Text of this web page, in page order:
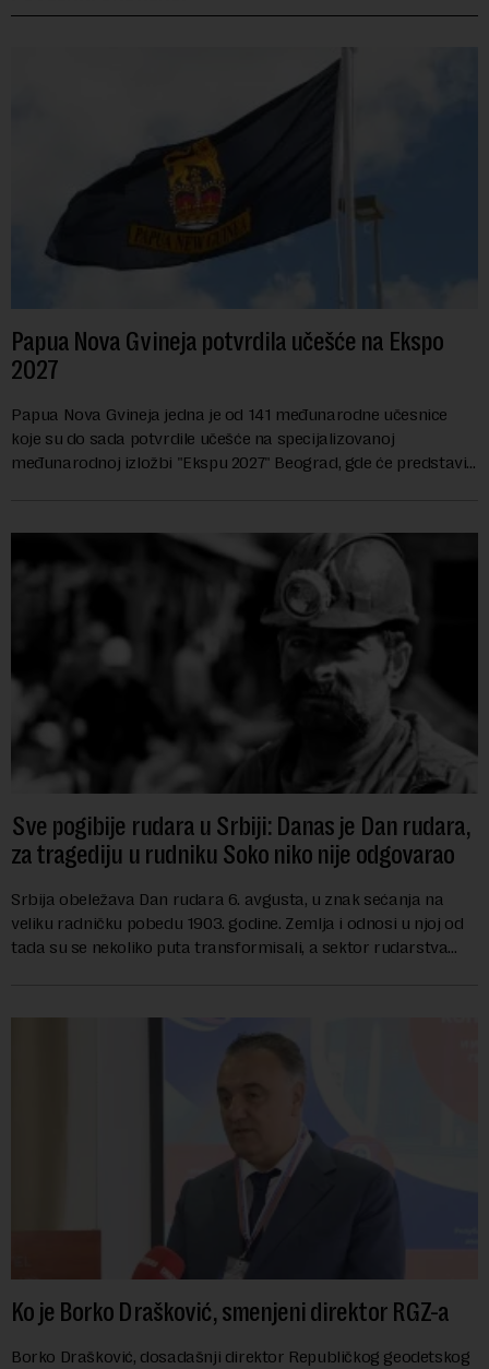
Papua Nova Gvineja potvrdila učešće na Ekspo
2027
Papua Nova Gvineja jedna je od 141 međunarodne učesnice
koje su do sada potvrdile učešće na specijalizovanoj
međunarodnoj izložbi "Ekspu 2027" Beograd, gde će predstaviti
Sve pogibije rudara u Srbiji: Danas je Dan rudara,
za tragediju u rudniku Soko niko nije odgovarao
Srbija obeležava Dan rudara 6. avgusta, u znak sećanja na
veliku radničku pobedu 1903. godine. Zemlja i odnosi u njoj od
tada su se nekoliko puta transformisali, a sektor rudarstva
Ko je Borko Drašković, smenjeni direktor RGZ-a
Borko Drašković, dosadašnji direktor Republičkog geodetskog